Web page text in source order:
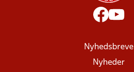
Nyhedsbreve
Nyheder